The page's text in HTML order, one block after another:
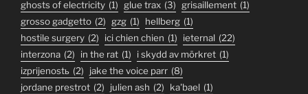
ghosts of electricity (1) glue trax (3) grisaillement (1)
grosso gadgetto (2) gzg (1) hellberg (1)
hostile surgery (2) ici chien chien (1) ieternal (22)
interzona (2) in the rat (1) i skydd av mörkret (1)
izprijenostь (2) jake the voice parr (8)
jordane prestrot (2) julien ash (2) ka'bael (1)